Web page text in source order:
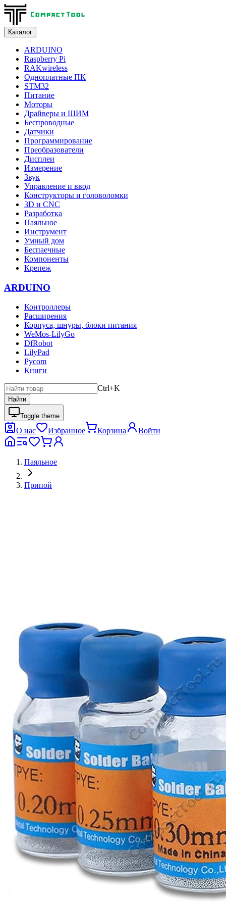
Каталог
ARDUINO
Raspberry Pi
RAKwireless
Одноплатные ПК
STM32
Питание
Моторы
Драйверы и ШИМ
Беспроводные
Датчики
Программирование
Преобразователи
Дисплеи
Измерение
Звук
Управление и ввод
Конструкторы и головоломки
3D и CNC
Разработка
Паяльное
Инструмент
Умный дом
Беспаечные
Компоненты
Крепеж
ARDUINO
Контроллеры
Расширения
Корпуса, шнуры, блоки питания
WeMos-LilyGo
DfRobot
LilyPad
Pycom
Книги
Ctrl+K
Найти
Toggle theme
О нас Избранное Корзина Войти
Паяльное
Припой